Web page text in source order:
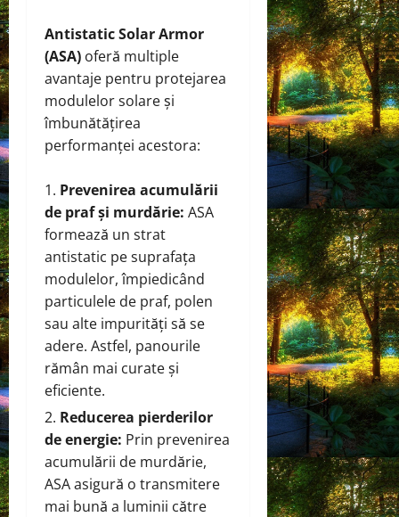
Antistatic Solar Armor
(ASA) oferă multiple
avantaje pentru protejarea
modulelor solare și
îmbunătățirea
performanței acestora:
Prevenirea acumulării
de praf și murdărie: ASA
formează un strat
antistatic pe suprafața
modulelor, împiedicând
particulele de praf, polen
sau alte impurități să se
adere. Astfel, panourile
rămân mai curate și
eficiente.
Reducerea pierderilor
de energie: Prin prevenirea
acumulării de murdărie,
ASA asigură o transmitere
mai bună a luminii către